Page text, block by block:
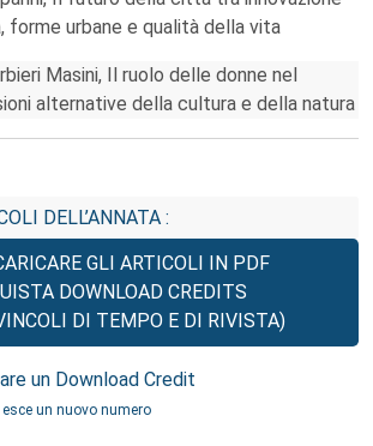
forme urbane e qualità della vita
Masini, Il ruolo delle donne nel
alternative della cultura e della natura
DELL’ANNATA :
GLI ARTICOLI IN PDF
DOWNLOAD CREDITS
DI TEMPO E DI RIVISTA)
un Download Credit
un nuovo numero